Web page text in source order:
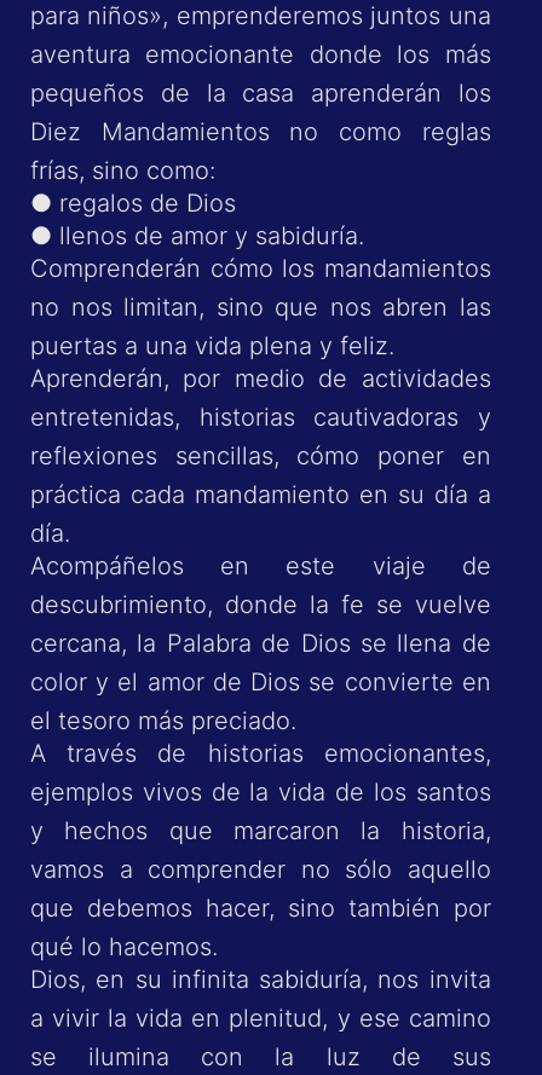
para niños», emprenderemos juntos una
aventura emocionante donde los más
pequeños de la casa aprenderán los
Diez Mandamientos no como reglas
frías, sino como:
● regalos de Dios
● llenos de amor y sabiduría.
Comprenderán cómo los mandamientos
no nos limitan, sino que nos abren las
puertas a una vida plena y feliz.
Aprenderán, por medio de actividades
entretenidas, historias cautivadoras y
reflexiones sencillas, cómo poner en
práctica cada mandamiento en su día a
día.
Acompáñelos en este viaje de
descubrimiento, donde la fe se vuelve
cercana, la Palabra de Dios se llena de
color y el amor de Dios se convierte en
el tesoro más preciado.
A través de historias emocionantes,
ejemplos vivos de la vida de los santos
y hechos que marcaron la historia,
vamos a comprender no sólo aquello
que debemos hacer, sino también por
qué lo hacemos.
Dios, en su infinita sabiduría, nos invita
a vivir la vida en plenitud, y ese camino
se ilumina con la luz de sus